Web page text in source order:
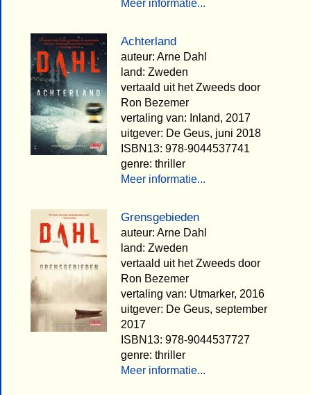
Meer informatie...
Achterland
auteur: Arne Dahl
land: Zweden
vertaald uit het Zweeds door
Ron Bezemer
vertaling van: Inland, 2017
uitgever: De Geus, juni 2018
ISBN13: 978-9044537741
genre: thriller
Meer informatie...
Grensgebieden
auteur: Arne Dahl
land: Zweden
vertaald uit het Zweeds door
Ron Bezemer
vertaling van: Utmarker, 2016
uitgever: De Geus, september
2017
ISBN13: 978-9044537727
genre: thriller
Meer informatie...